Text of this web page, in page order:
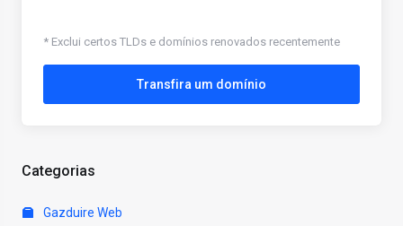
Categorias
Gazduire Web
* Exclui certos TLDs e domínios renovados recentemente
Transfira um domínio